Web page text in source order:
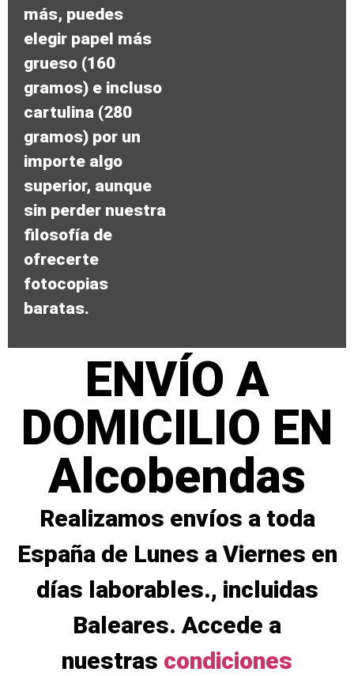
más, puedes
elegir papel más
grueso (160
gramos) e incluso
cartulina (280
gramos) por un
importe algo
superior, aunque
sin perder nuestra
filosofía de
ofrecerte
fotocopias
baratas.
ENVÍO A
DOMICILIO EN
Alcobendas
Realizamos envíos a toda
España de Lunes a Viernes en
días laborables., incluidas
Baleares. Accede a
nuestras condiciones